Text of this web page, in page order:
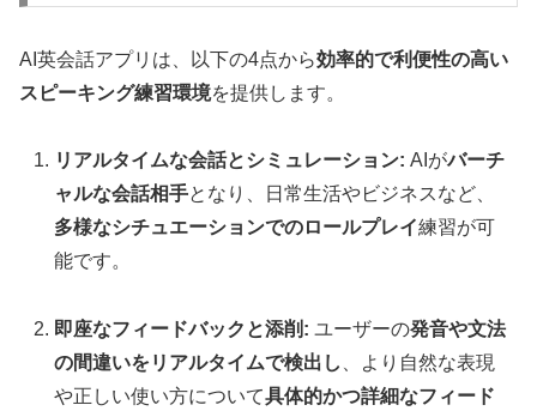
AI英会話アプリは、以下の4点から効率的で利便性の高い
スピーキング練習環境を提供します。
リアルタイムな会話とシミュレーション: AIがバーチ
ャルな会話相手となり、日常生活やビジネスなど、
多様なシチュエーションでのロールプレイ練習が可
能です。
即座なフィードバックと添削: ユーザーの発音や文法
の間違いをリアルタイムで検出し
、より自然な表現
や正しい使い方について具体的かつ詳細なフィード